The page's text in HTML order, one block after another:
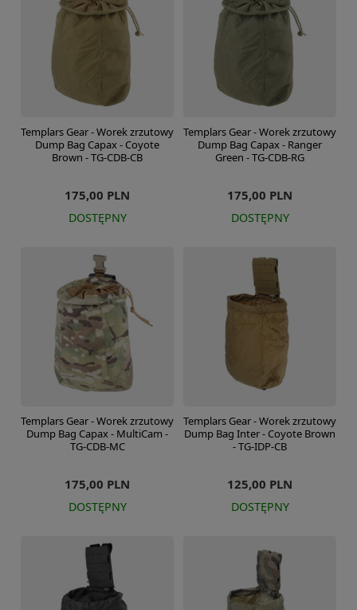
Templars Gear - Worek zrzutowy
Dump Bag Capax - Coyote
Brown - TG-CDB-CB
175,00 PLN
DOSTĘPNY
Templars Gear - Worek zrzutowy
Dump Bag Capax - Ranger
Green - TG-CDB-RG
175,00 PLN
DOSTĘPNY
Templars Gear - Worek zrzutowy
Dump Bag Capax - MultiCam -
TG-CDB-MC
175,00 PLN
DOSTĘPNY
Templars Gear - Worek zrzutowy
Dump Bag Inter - Coyote Brown
- TG-IDP-CB
125,00 PLN
DOSTĘPNY